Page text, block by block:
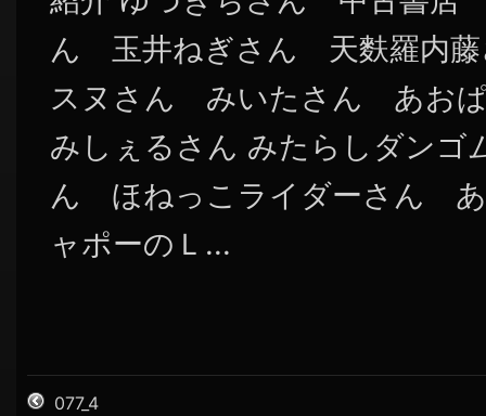
ん 玉井ねぎさん 天麩羅内
スヌさん みいたさん あお
みしぇるさん みたらしダン
ん ほねっこライダーさん あ
ャポーのＬ...
077_4